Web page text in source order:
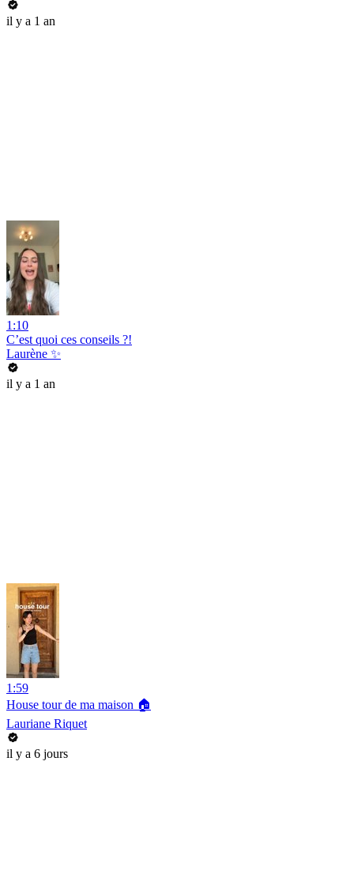
il y a 1 an
1:10
C’est quoi ces conseils ?!
Laurène ✨
il y a 1 an
1:59
House tour de ma maison 🏠
Lauriane Riquet
il y a 6 jours